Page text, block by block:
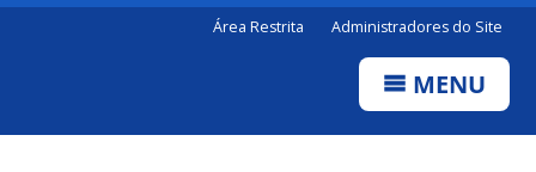
Área Restrita Administradores do Site
MENU